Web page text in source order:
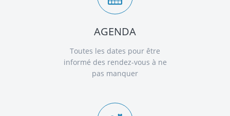
AGENDA
Toutes les dates pour être
informé des rendez-vous à ne
pas manquer